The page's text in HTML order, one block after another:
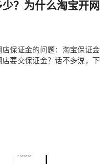
？为什么淘宝开网
保证金的问题：淘宝保证金
要交保证金？话不多说，下